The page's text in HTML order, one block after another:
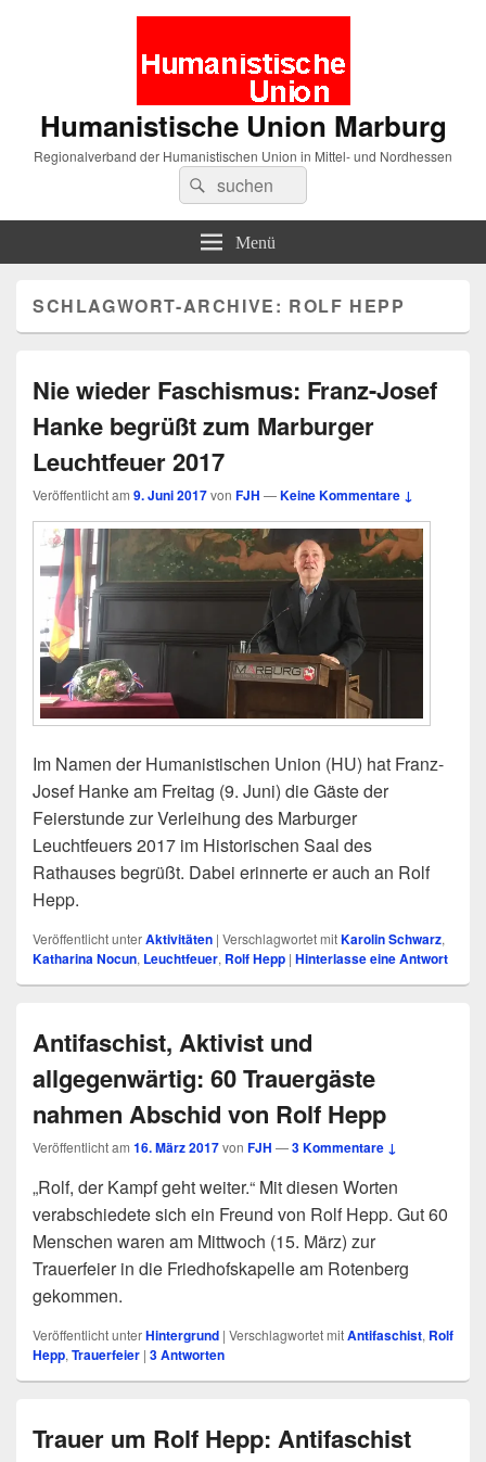
Humanistische Union Marburg
Regionalverband der Humanistischen Union in Mittel- und Nordhessen
Suche
nach:
Suchen
Menü
SCHLAGWORT-ARCHIVE: ROLF HEPP
Nie wieder Faschismus: Franz-Josef
Hanke begrüßt zum Marburger
Leuchtfeuer 2017
Veröffentlicht am 9. Juni 2017von FJH —Keine Kommentare ↓
Im Namen der Humanistischen Union (HU) hat Franz-
Josef Hanke am Freitag (9. Juni) die Gäste der
Feierstunde zur Verleihung des Marburger
Leuchtfeuers 2017 im Historischen Saal des
Rathauses begrüßt. Dabei erinnerte er auch an Rolf
Hepp.
Veröffentlicht unterAktivitäten | Verschlagwortet mitKarolin Schwarz,
Katharina Nocun, Leuchtfeuer, Rolf Hepp | Hinterlasse eine Antwort
Antifaschist, Aktivist und
allgegenwärtig: 60 Trauergäste
nahmen Abschid von Rolf Hepp
Veröffentlicht am 16. März 2017von FJH —3 Kommentare ↓
„Rolf, der Kampf geht weiter.“ Mit diesen Worten
verabschiedete sich ein Freund von Rolf Hepp. Gut 60
Menschen waren am Mittwoch (15. März) zur
Trauerfeier in die Friedhofskapelle am Rotenberg
gekommen.
Veröffentlicht unterHintergrund | Verschlagwortet mitAntifaschist, Rolf
Hepp,Trauerfeier | 3Antworten
Trauer um Rolf Hepp: Antifaschist